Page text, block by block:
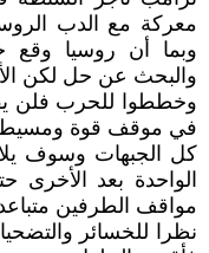
معركة مع الدب
والبحث عن حل لكن
وخططوا للحرب فلن
في موقف قوة
كل الجبهات وسوف
الواحدة بعد الأخرى
مواقف الطرفين
نظرا للخسائر